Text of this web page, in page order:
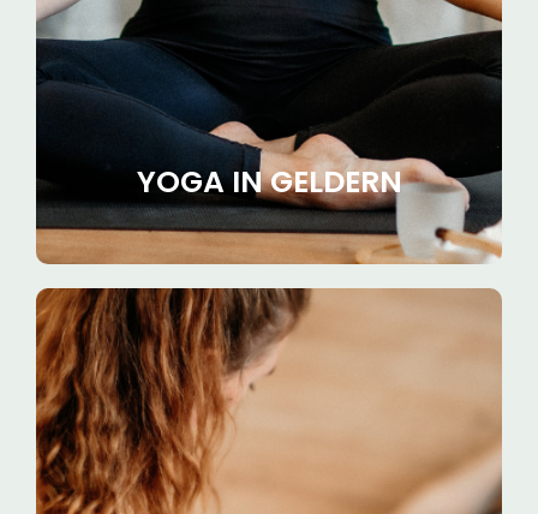
YOGA IN GELDERN
ein, es gemeinsam in meinen Kursen mit
mir herauszufinden.
Jetzt deine Yogareise beginnen
Du wünscht dir einen
Raum nur für dich?
Du möchtest Yoga erst einmal in Ruhe